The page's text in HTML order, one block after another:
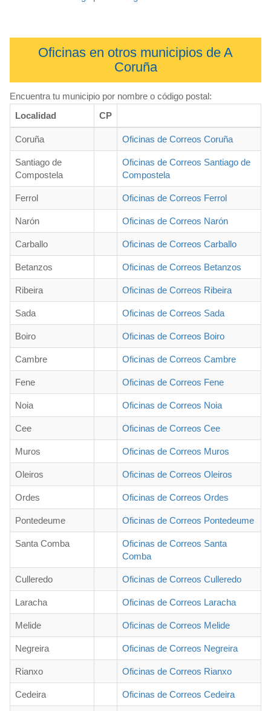
Oficinas en otros municipios de A
Coruña
Encuentra tu municipio por nombre o código postal:
Localidad
CP
Coruña Oficinas de Correos Coruña
Santiago de
Compostela
Oficinas de Correos Santiago de
Compostela
Ferrol Oficinas de Correos Ferrol
Narón Oficinas de Correos Narón
Carballo Oficinas de Correos Carballo
Betanzos Oficinas de Correos Betanzos
Ribeira Oficinas de Correos Ribeira
Sada Oficinas de Correos Sada
Boiro Oficinas de Correos Boiro
Cambre Oficinas de Correos Cambre
Fene Oficinas de Correos Fene
Noia Oficinas de Correos Noia
Cee Oficinas de Correos Cee
Muros Oficinas de Correos Muros
Oleiros Oficinas de Correos Oleiros
Ordes Oficinas de Correos Ordes
Pontedeume Oficinas de Correos Pontedeume
Santa Comba
Oficinas de Correos Santa
Comba
Culleredo Oficinas de Correos Culleredo
Laracha Oficinas de Correos Laracha
Melide Oficinas de Correos Melide
Negreira Oficinas de Correos Negreira
Rianxo Oficinas de Correos Rianxo
Cedeira Oficinas de Correos Cedeira